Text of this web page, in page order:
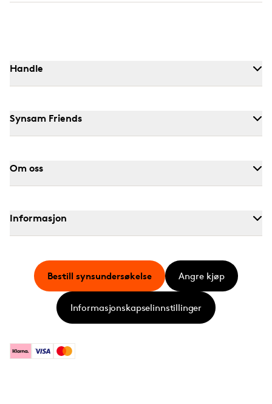
Handle
Synsam Friends
Om oss
Informasjon
KlarnaVisa Mastercard
Bestill synsundersøkelse Angre kjøp
Informasjonskapselinnstillinger